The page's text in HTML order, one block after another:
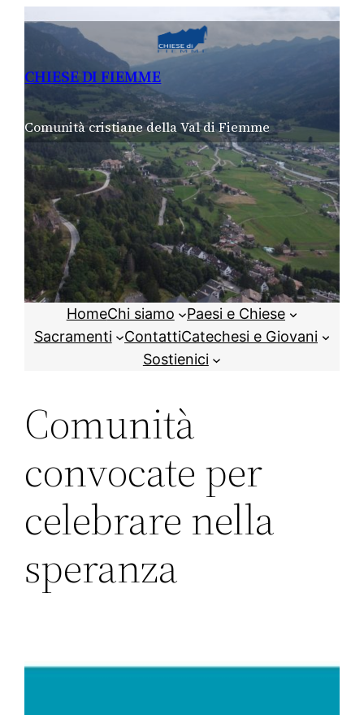
CHIESE DI FIEMME
Comunità cristiane della Val di Fiemme
HomeChi siamo
Paesi e Chiese
Sacramenti
ContattiCatechesi e Giovani
Sostienici
Comunità
convocate per
celebrare nella
speranza